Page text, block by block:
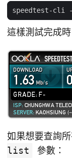
這樣測試完成
如果想要查詢
list
參數：